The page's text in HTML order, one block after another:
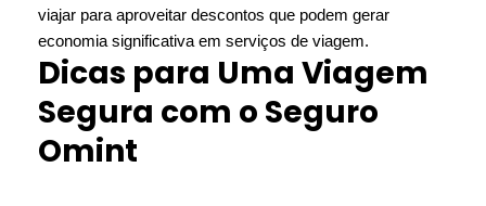
viajar para aproveitar descontos que podem gerar
economia significativa em serviços de viagem.
Dicas para Uma Viagem
Segura com o Seguro
Omint